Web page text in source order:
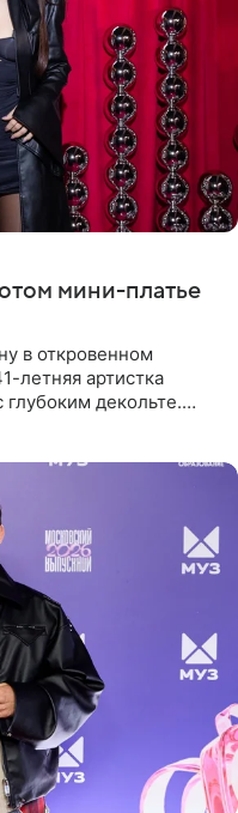
мини-платье
в откровенном
летняя артистка
декольте.